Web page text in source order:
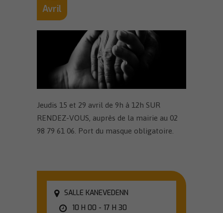
Avril
Jeudis 15 et 29 avril de 9h à 12h SUR
RENDEZ-VOUS, auprès de la mairie au 02
98 79 61 06. Port du masque obligatoire.
SALLE KANEVEDENN
10 H 00 - 17 H 30